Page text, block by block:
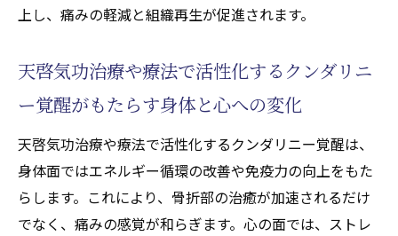
上し、痛みの軽減と組織再生が促進されます。
天啓気功治療や療法で活性化するクンダリニ
ー覚醒がもたらす身体と心への変化
天啓気功治療や療法で活性化するクンダリニー覚醒は、
身体面ではエネルギー循環の改善や免疫力の向上をもた
らします。これにより、骨折部の治癒が加速されるだけ
でなく、痛みの感覚が和らぎます。心の面では、ストレ